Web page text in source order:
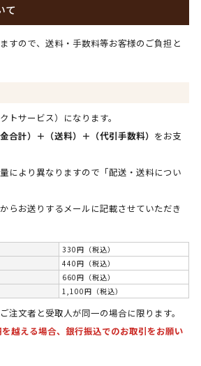
て
すので、送料・手数料等お客様のご負担と
トサービス）になります。
金合計）＋（送料）＋（代引手数料） をお支
により異なりますので「配送・送料につい
らお送りするメールに記載させていただき
330円（税込）
440円（税込）
660円（税込）
1,100円（税込）
文者と受取人が同一の場合に限ります。
越える場合、銀行振込でのお取引をお願い